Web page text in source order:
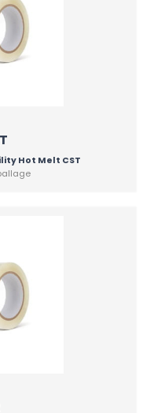
Hot Melt CST